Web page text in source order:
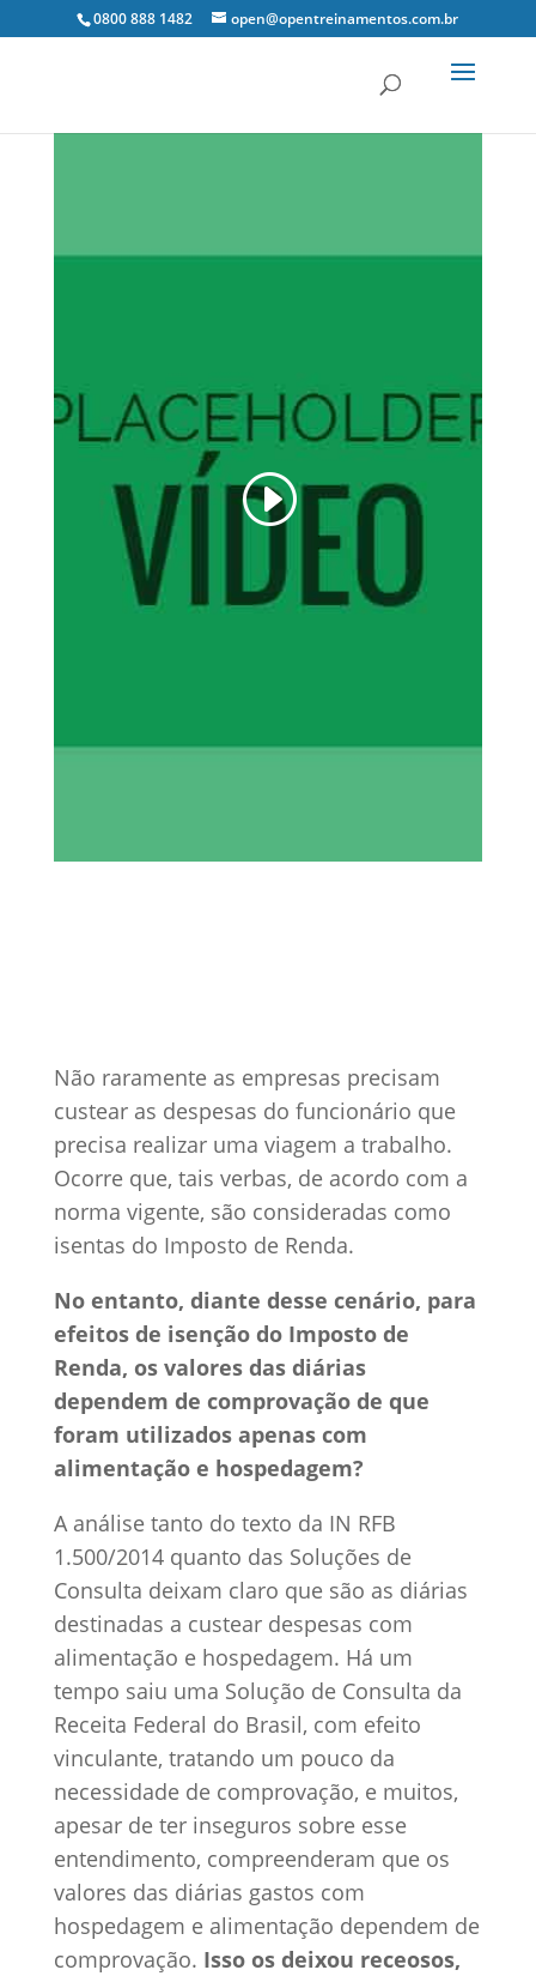
0800 888 1482 open@opentreinamentos.com.br
Não raramente as empresas precisam
custear as despesas do funcionário que
precisa realizar uma viagem a trabalho.
Ocorre que, tais verbas, de acordo com a
norma vigente, são consideradas como
isentas do Imposto de Renda.
No entanto, diante desse cenário, para
efeitos de isenção do Imposto de
Renda, os valores das diárias
dependem de comprovação de que
foram utilizados apenas com
alimentação e hospedagem?
A análise tanto do texto da IN RFB
1.500/2014 quanto das Soluções de
Consulta deixam claro que são as diárias
destinadas a custear despesas com
alimentação e hospedagem. Há um
tempo saiu uma Solução de Consulta da
Receita Federal do Brasil, com efeito
vinculante, tratando um pouco da
necessidade de comprovação, e muitos,
apesar de ter inseguros sobre esse
entendimento, compreenderam que os
valores das diárias gastos com
hospedagem e alimentação dependem de
comprovação. Isso os deixou receosos,